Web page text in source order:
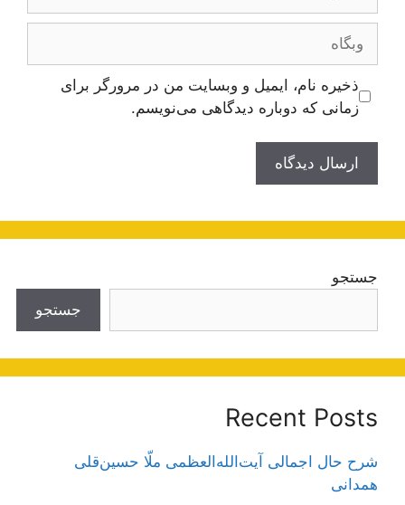
وبگاه
ذخیره نام، ایمیل و وبسایت من در مرورگر برای
زمانی که دوباره دیدگاهی می‌نویسم.
جستجو
جستجو
Recent Posts
شرح حال اجمالی آیت‌الله‌العظمی ملّا حسین‌قلی
همدانی